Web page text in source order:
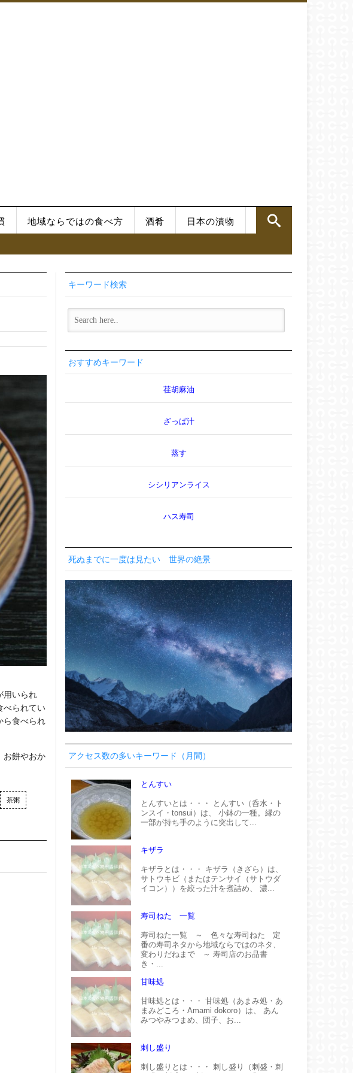
地域ならではの食べ方 酒肴 日本の漬物
用いられ
べられてい
ら食べられ
お餅やおか
茶粥
キーワード検索
おすすめキーワード
荏胡麻油
ざっぱ汁
蒸す
シシリアンライス
ハス寿司
死ぬまでに一度は見たい 世界の絶景
アクセス数の多いキーワード（月間）
とんすい
とんすいとは・・・ とんすい（呑水・ト
ンスイ・tonsui）は、 小鉢の一種。縁の
一部が持ち手のように突出して...
キザラ
キザラとは・・・ キザラ（きざら）は、
サトウキビ（またはテンサイ（サトウダ
イコン））を絞った汁を煮詰め、 濃...
寿司ねた 一覧
寿司ねた一覧 ～ 色々な寿司ねた 定
番の寿司ネタから地域ならではのネタ、
変わりだねまで ～ 寿司店のお品書
き・...
甘味処
甘味処とは・・・ 甘味処（あまみ処・あ
まみどころ・Amami dokoro）は、 あん
みつやみつまめ、団子、お...
刺し盛り
刺し盛りとは・・・ 刺し盛り（刺盛・刺